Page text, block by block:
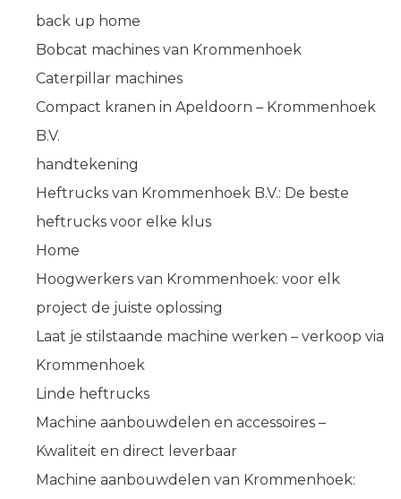
back up home
Bobcat machines van Krommenhoek
Caterpillar machines
Compact kranen in Apeldoorn – Krommenhoek
B.V.
handtekening
Heftrucks van Krommenhoek B.V.: De beste
heftrucks voor elke klus
Home
Hoogwerkers van Krommenhoek: voor elk
project de juiste oplossing
Laat je stilstaande machine werken – verkoop via
Krommenhoek
Linde heftrucks
Machine aanbouwdelen en accessoires –
Kwaliteit en direct leverbaar
Machine aanbouwdelen van Krommenhoek: